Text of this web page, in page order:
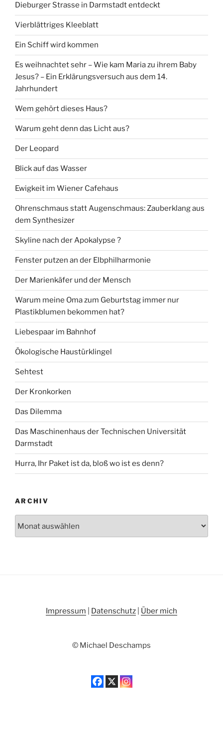
Dieburger Strasse in Darmstadt entdeckt
Vierblättriges Kleeblatt
Ein Schiff wird kommen
Es weihnachtet sehr – Wie kam Maria zu ihrem Baby
Jesus? – Ein Erklärungsversuch aus dem 14.
Jahrhundert
Wem gehört dieses Haus?
Warum geht denn das Licht aus?
Der Leopard
Blick auf das Wasser
Ewigkeit im Wiener Cafehaus
Ohrenschmaus statt Augenschmaus: Zauberklang aus
dem Synthesizer
Skyline nach der Apokalypse ?
Fenster putzen an der Elbphilharmonie
Der Marienkäfer und der Mensch
Warum meine Oma zum Geburtstag immer nur
Plastikblumen bekommen hat?
Liebespaar im Bahnhof
Ökologische Haustürklingel
Sehtest
Der Kronkorken
Das Dilemma
Das Maschinenhaus der Technischen Universität
Darmstadt
Hurra, Ihr Paket ist da, bloß wo ist es denn?
ARCHIV
Impressum Datenschutz Über mich
© Michael Deschamps